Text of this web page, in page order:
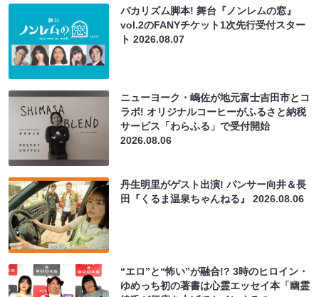
バカリズム脚本! 舞台『ノンレムの窓』
vol.2のFANYチケット1次先行受付スター
ト2026.08.07
ニューヨーク・嶋佐が地元富士吉田市とコ
ラボ! オリジナルコーヒーがふるさと納税
サービス「わらふる」で受付開始
2026.08.06
丹生明里がゲスト出演! パンサー向井＆長
田『くるま温泉ちゃんねる』2026.08.06
“エロ”と“怖い”が融合!? 3時のヒロイン・
ゆめっち初の著書は心霊エッセイ本「幽霊